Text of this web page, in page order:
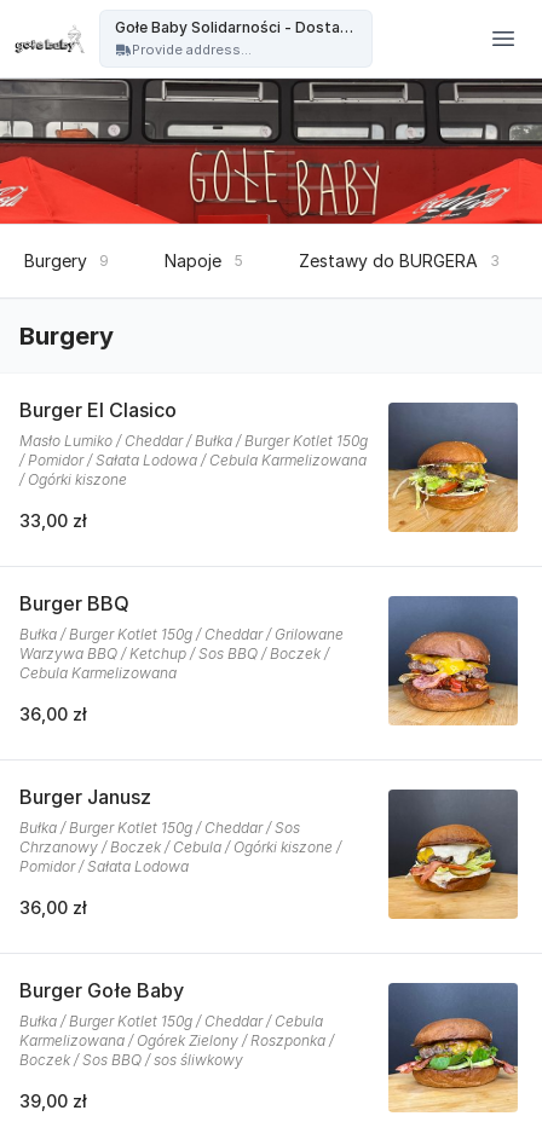
Gołe Baby Solidarności - Dostawa
Provide address...
Burgery 9 Napoje 5 Zestawy do BURGERA 3
Burgery
Burger El Clasico
Masło Lumiko / Cheddar / Bułka / Burger Kotlet 150g
/ Pomidor / Sałata Lodowa / Cebula Karmelizowana
/ Ogórki kiszone
33,00 zł
Burger BBQ
Bułka / Burger Kotlet 150g / Cheddar / Grilowane
Warzywa BBQ / Ketchup / Sos BBQ / Boczek /
Cebula Karmelizowana
36,00 zł
Burger Janusz
Bułka / Burger Kotlet 150g / Cheddar / Sos
Chrzanowy / Boczek / Cebula / Ogórki kiszone /
Pomidor / Sałata Lodowa
36,00 zł
Burger Gołe Baby
Bułka / Burger Kotlet 150g / Cheddar / Cebula
Karmelizowana / Ogórek Zielony / Roszponka /
Boczek / Sos BBQ / sos śliwkowy
39,00 zł